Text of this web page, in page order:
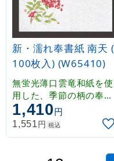
新・濡れ奉書紙 南天 (
100枚入) (W65410)
無蛍光薄口雲竜和紙を使
用した、季節の柄の奉書
紙です。薄口のため透過
性がよく、掛紙として、
やわらかな雰囲気を演出
水性に優れていますので
1,410円
1,551円 税込